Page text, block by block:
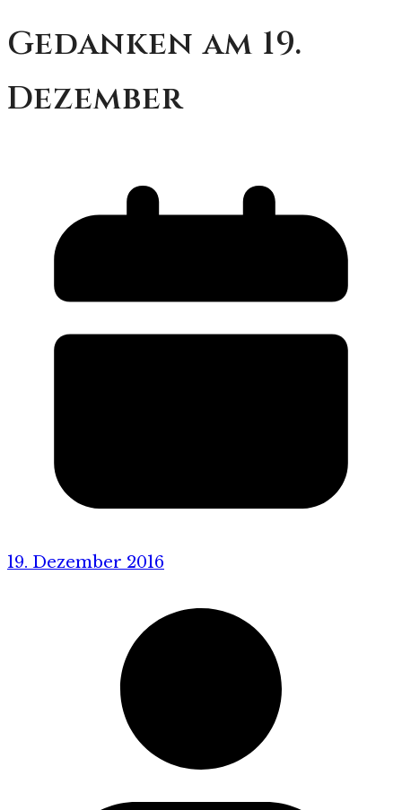
Gedanken am 19.
Dezember
19. Dezember 2016